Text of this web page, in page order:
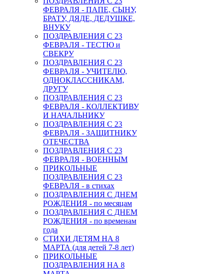
ФЕВРАЛЯ - ПАПЕ, СЫНУ,
БРАТУ, ДЯДЕ, ДЕДУШКЕ,
ВНУКУ
ПОЗДРАВЛЕНИЯ С 23
ФЕВРАЛЯ - ТЕСТЮ и
СВЕКРУ
ПОЗДРАВЛЕНИЯ С 23
ФЕВРАЛЯ - УЧИТЕЛЮ,
ОДНОКЛАССНИКАМ,
ДРУГУ
ПОЗДРАВЛЕНИЯ С 23
ФЕВРАЛЯ - КОЛЛЕКТИВУ
И НАЧАЛЬНИКУ
ПОЗДРАВЛЕНИЯ С 23
ФЕВРАЛЯ - ЗАЩИТНИКУ
ОТЕЧЕСТВА
ПОЗДРАВЛЕНИЯ С 23
ФЕВРАЛЯ - ВОЕННЫМ
ПРИКОЛЬНЫЕ
ПОЗДРАВЛЕНИЯ С 23
ФЕВРАЛЯ - в стихах
ПОЗДРАВЛЕНИЯ С ДНЕМ
РОЖДЕНИЯ - по месяцам
ПОЗДРАВЛЕНИЯ С ДНЕМ
РОЖДЕНИЯ - по временам
года
СТИХИ ДЕТЯМ НА 8
МАРТА (для детей 7-8 лет)
ПРИКОЛЬНЫЕ
ПОЗДРАВЛЕНИЯ НА 8